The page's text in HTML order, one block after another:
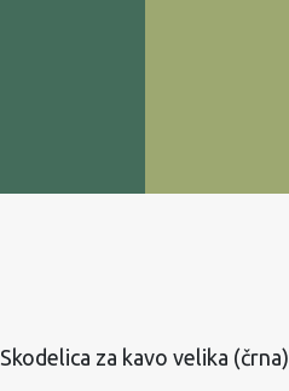
Skodelica za kavo velika (črna)